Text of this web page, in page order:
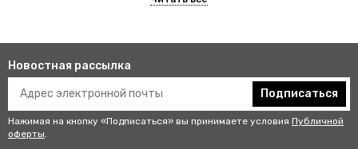
изделий
Гарантируют улучшенную видимость человека и его
безопасность на рабочем месте. В результате этого
снижается риск аварии и получения травмы.
Не мешаются во время выполнения профессиональных
Новостная рассылка
Подписаться
Нажимая на кнопку «Подписаться» вы принимаете условия Публичной
оферты.